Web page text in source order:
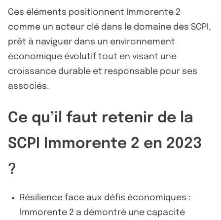
Ces éléments positionnent Immorente 2
comme un acteur clé dans le domaine des SCPI,
prêt à naviguer dans un environnement
économique évolutif tout en visant une
croissance durable et responsable pour ses
associés.
Ce qu’il faut retenir de la
SCPI Immorente 2 en 2023
?
Résilience face aux défis économiques :
Immorente 2 a démontré une capacité